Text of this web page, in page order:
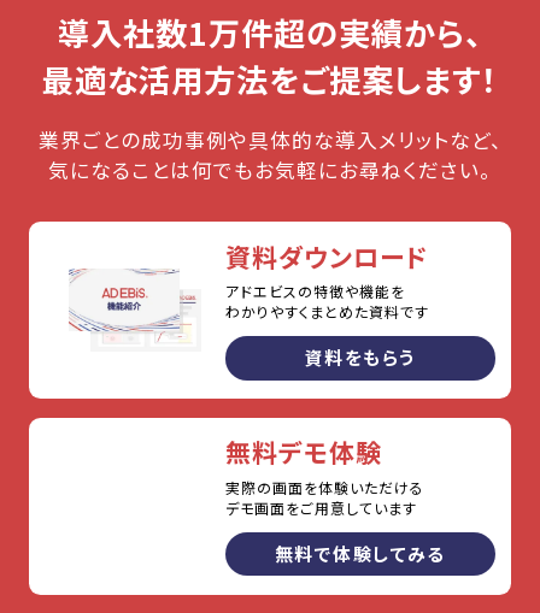
導入社数1万件超の実績から、
最適な活用方法をご提案します！
業界ごとの成功事例や具体的な導入メリットなど、
気になることは何でもお気軽にお尋ねください。
資料ダウンロード
アドエビスの特徴や機能を
わかりやすくまとめた資料です
資料をもらう
無料デモ体験
実際の画面を体験いただける
デモ画面をご用意しています
無料で体験してみる